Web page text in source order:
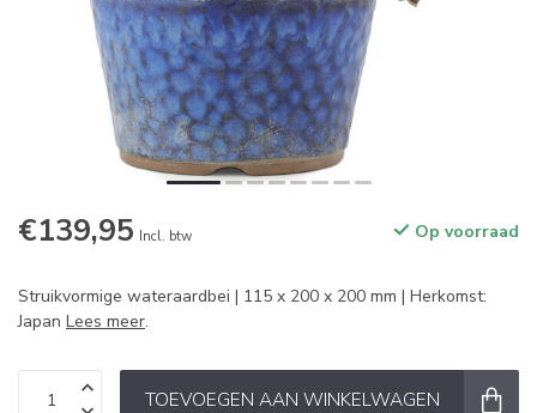
€139,95 Incl. btw Op voorraad
Struikvormige wateraardbei | 115 x 200 x 200 mm | Herkomst:
Japan Lees meer.
TOEVOEGEN AAN WINKELWAGEN